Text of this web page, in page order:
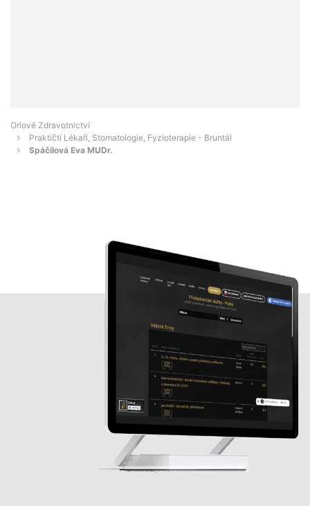
Orlové Zdravotnictví
Praktičtí Lékaři, Stomatologie, Fyzioterapie - Bruntál
Spáčilová Eva MUDr.